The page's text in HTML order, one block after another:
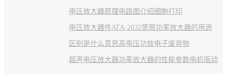
电压放大器原理 电路图介绍细胞打印
电压放大器件ATA-2032宽带功率放大器的用途
区别是什么意思高电压功放电子废弃物
超声电压放大器功率放大器的性能参数 电机驱动